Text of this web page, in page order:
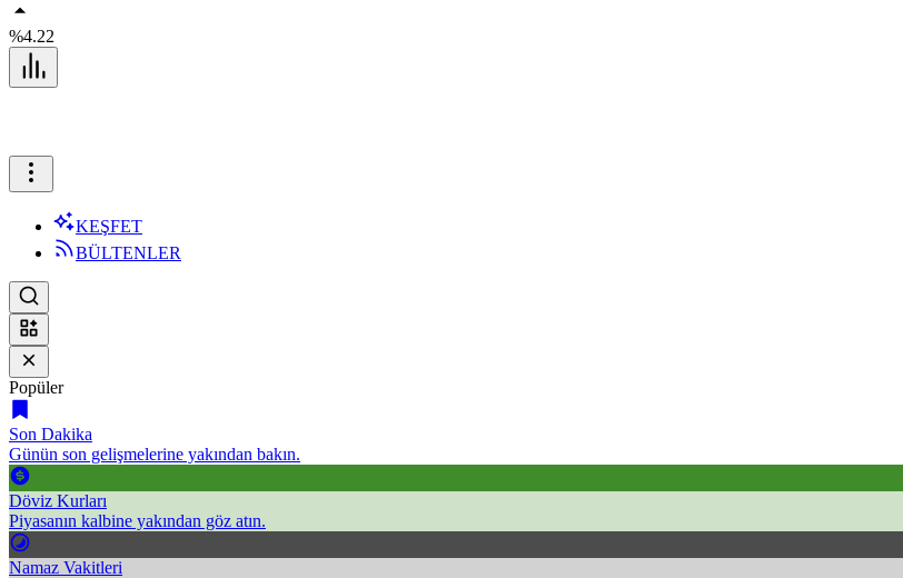
%4.22
KEŞFET
BÜLTENLER
Popüler
Son Dakika
Günün son gelişmelerine yakından bakın.
Döviz Kurları
Piyasanın kalbine yakından göz atın.
Namaz Vakitleri